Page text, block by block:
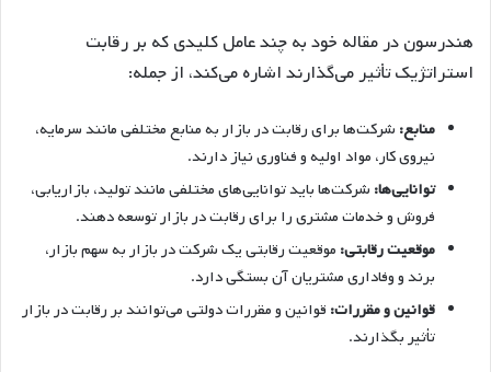
هندرسون در مقاله خود به چند عامل کلیدی که بر رقابت
استراتژیک تأثیر می‌گذارند اشاره می‌کند، از جمله:
منابع: شرکت‌ها برای رقابت در بازار به منابع مختلفی مانند سرمایه،
نیروی کار، مواد اولیه و فناوری نیاز دارند.
توانایی‌ها: شرکت‌ها باید توانایی‌های مختلفی مانند تولید، بازاریابی،
فروش و خدمات مشتری را برای رقابت در بازار توسعه دهند.
موقعیت رقابتی: موقعیت رقابتی یک شرکت در بازار به سهم بازار،
برند و وفاداری مشتریان آن بستگی دارد.
قوانین و مقررات: قوانین و مقررات دولتی می‌توانند بر رقابت در بازار
تأثیر بگذارند.